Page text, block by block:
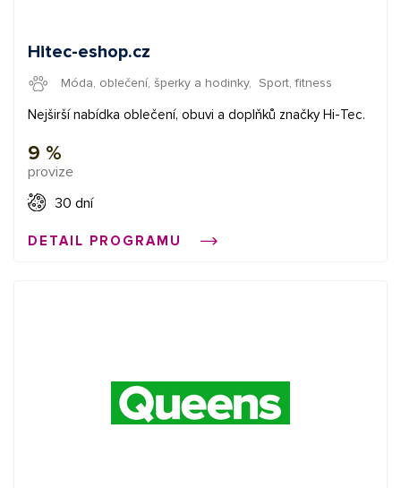
Hitec-eshop.cz
Móda, oblečení, šperky a hodinky, Sport, fitness
Nejširší nabídka oblečení, obuvi a doplňků značky Hi-Tec.
9 %
provize
30 dní
DETAIL PROGRAMU